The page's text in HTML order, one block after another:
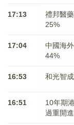
17:13
禮邦醫
25%
17:04
中國海
44%
16:53 和光智
16:51
10年期
過重開